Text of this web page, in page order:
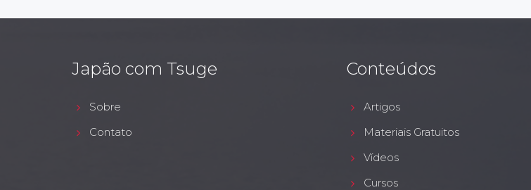
Japão com Tsuge
Sobre
Contato
Conteúdos
Artigos
Materiais Gratuitos
Vídeos
Cursos